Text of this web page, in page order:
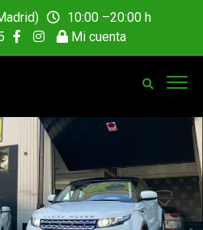
10:00 –20:00 h
Mi cuenta